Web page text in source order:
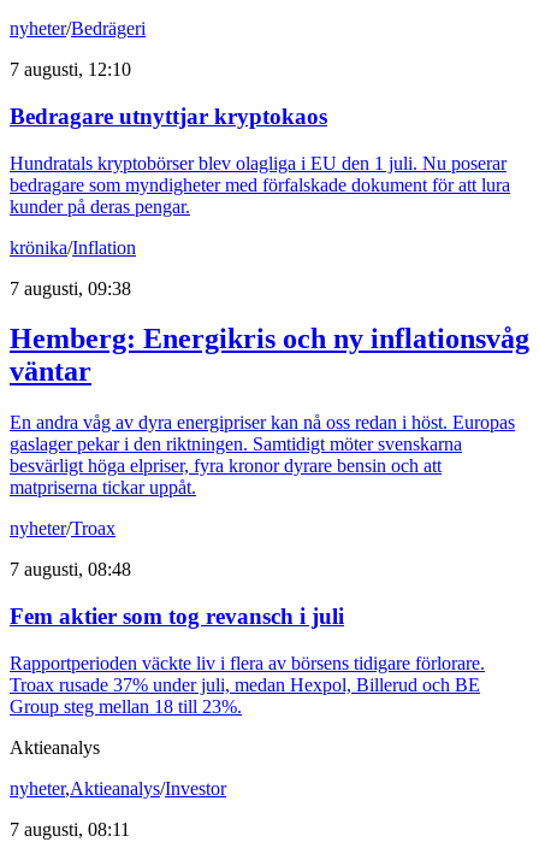
nyheter/Bedrägeri
7 augusti, 12:10
Bedragare utnyttjar kryptokaos
Hundratals kryptobörser blev olagliga i EU den 1 juli. Nu poserar
bedragare som myndigheter med förfalskade dokument för att lura
kunder på deras pengar.
krönika/Inflation
7 augusti, 09:38
Hemberg: Energikris och ny inflationsvåg
väntar
En andra våg av dyra energipriser kan nå oss redan i höst. Europas
gaslager pekar i den riktningen. Samtidigt möter svenskarna
besvärligt höga elpriser, fyra kronor dyrare bensin och att
matpriserna tickar uppåt.
nyheter/Troax
7 augusti, 08:48
Fem aktier som tog revansch i juli
Rapportperioden väckte liv i flera av börsens tidigare förlorare.
Troax rusade 37% under juli, medan Hexpol, Billerud och BE
Group steg mellan 18 till 23%.
Aktieanalys
nyheter,Aktieanalys/Investor
7 augusti, 08:11